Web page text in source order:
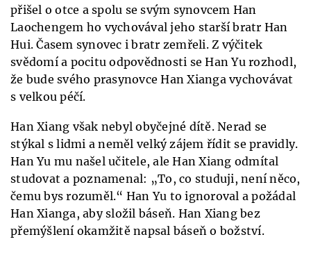
přišel o otce a spolu se svým synovcem Han
Laochengem ho vychovával jeho starší bratr Han
Hui. Časem synovec i bratr zemřeli. Z výčitek
svědomí a pocitu odpovědnosti se Han Yu rozhodl,
že bude svého prasynovce Han Xianga vychovávat
s velkou péčí.
Han Xiang však nebyl obyčejné dítě. Nerad se
stýkal s lidmi a neměl velký zájem řídit se pravidly.
Han Yu mu našel učitele, ale Han Xiang odmítal
studovat a poznamenal: „To, co studuji, není něco,
čemu bys rozuměl.“ Han Yu to ignoroval a požádal
Han Xianga, aby složil báseň. Han Xiang bez
přemýšlení okamžitě napsal báseň o božství.